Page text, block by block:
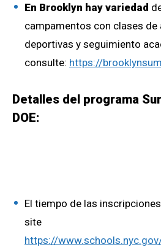
En Brooklyn hay variedad
campamentos con clases de
deportivas y seguimiento
consulte: https://
Detalles del programa
DOE:
El tiempo de las
site
https://